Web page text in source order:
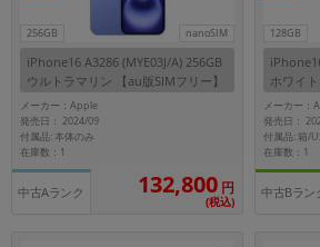
256GB nanoSIM
iPhone16 A3286 (MYE03J/A) 256GB
ウルトラマリン 【au版SIMフリー】
メーカー：Apple
発売日： 2024/09
付属品: 本体のみ
在庫数：1
中古Aランク 132,800 円
(税込)
128GB
ホワイ
メーカー：
発売日：
在庫数：1
中古Bラン